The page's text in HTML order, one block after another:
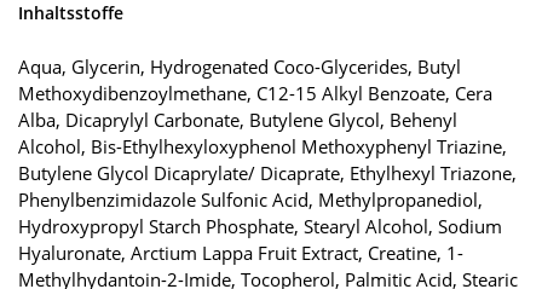
Inhaltsstoffe
Aqua, Glycerin, Hydrogenated Coco-Glycerides, Butyl
Methoxydibenzoylmethane, C12-15 Alkyl Benzoate, Cera
Alba, Dicaprylyl Carbonate, Butylene Glycol, Behenyl
Alcohol, Bis-Ethylhexyloxyphenol Methoxyphenyl Triazine,
Butylene Glycol Dicaprylate/ Dicaprate, Ethylhexyl Triazone,
Phenylbenzimidazole Sulfonic Acid, Methylpropanediol,
Hydroxypropyl Starch Phosphate, Stearyl Alcohol, Sodium
Hyaluronate, Arctium Lappa Fruit Extract, Creatine, 1-
Methylhydantoin-2-Imide, Tocopherol, Palmitic Acid, Stearic